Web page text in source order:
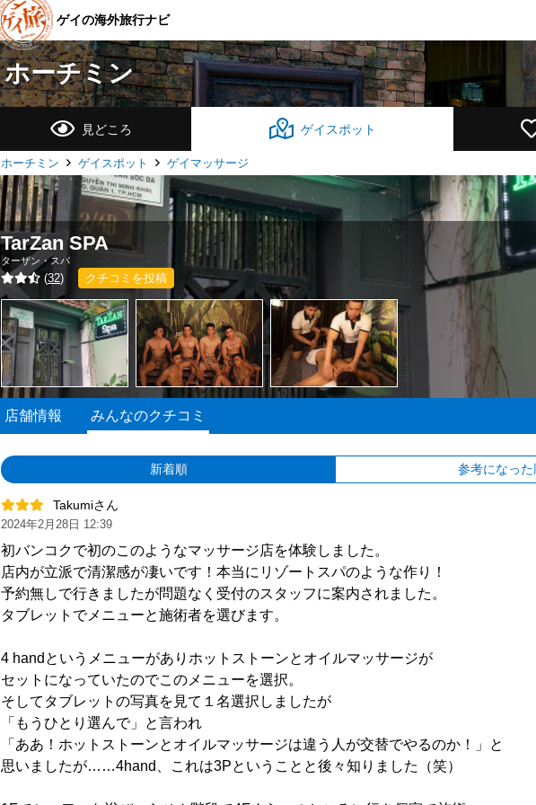
ゲイの海外旅行ナビ
ホーチミン
見どころ ゲイスポット
ホーチミン ゲイスポット ゲイマッサージ
TarZan SPA
ターザン・スパ
(32) クチコミを投稿
店舗情報 みんなのクチコミ
新着順 参考になった
Takumiさん
2024年2月28日 12:39
初バンコクで初のこのようなマッサージ店を体験しました。
店内が立派で清潔感が凄いです！本当にリゾートスパのような作り！
予約無しで行きましたが問題なく受付のスタッフに案内されました。
タブレットでメニューと施術者を選びます。
4 handというメニューがありホットストーンとオイルマッサージが
セットになっていたのでこのメニューを選択。
そしてタブレットの写真を見て１名選択しましたが
「もうひとり選んで」と言われ
「ああ！ホットストーンとオイルマッサージは違う人が交替でやるのか！」と
思いましたが……4hand、これは3Pということと後々知りました（笑）